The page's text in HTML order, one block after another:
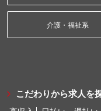
介護・福祉系
こだわりから求人を